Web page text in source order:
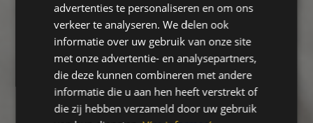
HUNGARIAN
SLOVAK
ROMANIAN
POLISH
GERMAN
advertenties te personaliseren en om ons
verkeer te analyseren. We delen ook
informatie over uw gebruik van onze site
met onze advertentie- en analysepartners,
die deze kunnen combineren met andere
informatie die u aan hen heeft verstrekt of
die zij hebben verzameld door uw gebruik